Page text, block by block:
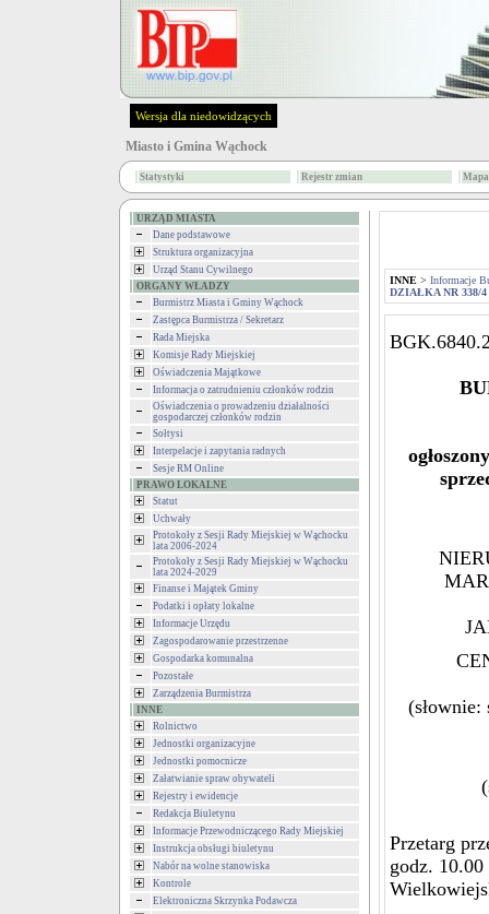
Wersja dla niedowidzących
Miasto i Gmina Wąchock
Statystyki Rejestr zmian
URZĄD MIASTA
Dane podstawowe
Struktura organizacyjna
Urząd Stanu Cywilnego
ORGANY WŁADZY
Burmistrz Miasta i Gminy Wąchock
Zastępca Burmistrza / Sekretarz
Rada Miejska
Komisje Rady Miejskiej
Oświadczenia Majątkowe
Informacja o zatrudnieniu członków rodzin
Oświadczenia o prowadzeniu działalności
gospodarczej członków rodzin
Sołtysi
Interpelacje i zapytania radnych
Sesje RM Online
PRAWO LOKALNE
Statut
Uchwały
Protokoły z Sesji Rady Miejskiej w Wąchocku
lata 2006-2024
Protokoły z Sesji Rady Miejskiej w Wąchocku
lata 2024-2029
Finanse i Majątek Gminy
Podatki i opłaty lokalne
Informacje Urzędu
Zagospodarowanie przestrzenne
Gospodarka komunalna
Pozostałe
Zarządzenia Burmistrza
INNE
Rolnictwo
Jednostki organizacyjne
Jednostki pomocnicze
Załatwianie spraw obywateli
Rejestry i ewidencje
Redakcja Biuletynu
Informacje Przewodniczącego Rady Miejskiej
Instrukcja obsługi biuletynu
Nabór na wolne stanowiska
Kontrole
Elektroniczna Skrzynka Podawcza
INNE > Informacje
DZIAŁKA NR 338/4
(słownie:
Przetarg
godz.